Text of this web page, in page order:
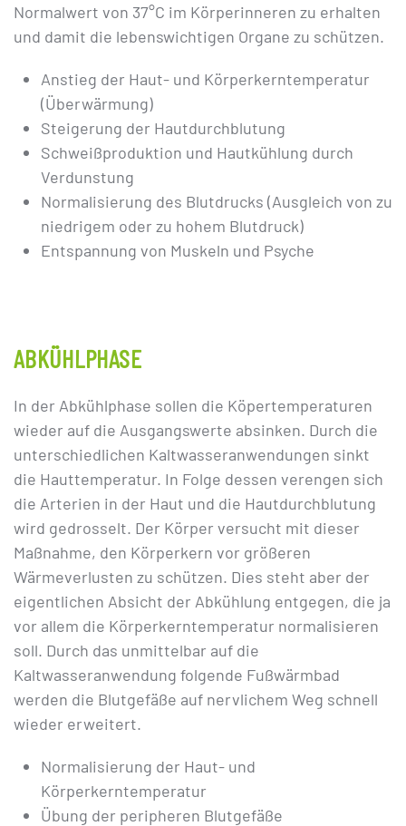
Normalwert von 37°C im Körperinneren zu erhalten
und damit die lebenswichtigen Organe zu schützen.
Anstieg der Haut- und Körperkerntemperatur
(Überwärmung)
Steigerung der Hautdurchblutung
Schweißproduktion und Hautkühlung durch
Verdunstung
Normalisierung des Blutdrucks (Ausgleich von zu
niedrigem oder zu hohem Blutdruck)
Entspannung von Muskeln und Psyche
ABKÜHLPHASE
In der Abkühlphase sollen die Köpertemperaturen
wieder auf die Ausgangswerte absinken. Durch die
unterschiedlichen Kaltwasseranwendungen sinkt
die Hauttemperatur. In Folge dessen verengen sich
die Arterien in der Haut und die Hautdurchblutung
wird gedrosselt. Der Körper versucht mit dieser
Maßnahme, den Körperkern vor größeren
Wärmeverlusten zu schützen. Dies steht aber der
eigentlichen Absicht der Abkühlung entgegen, die ja
vor allem die Körperkerntemperatur normalisieren
soll. Durch das unmittelbar auf die
Kaltwasseranwendung folgende Fußwärmbad
werden die Blutgefäße auf nervlichem Weg schnell
wieder erweitert.
Normalisierung der Haut- und
Körperkerntemperatur
Übung der peripheren Blutgefäße